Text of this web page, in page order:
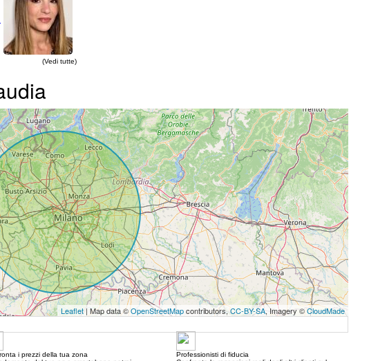
(Vedi tutte)
Leaflet | Map data ©OpenStreetMapcontributors, CC-BY-SA, Imagery ©CloudMade
i prezzi della tua zona
Professionisti di fiducia